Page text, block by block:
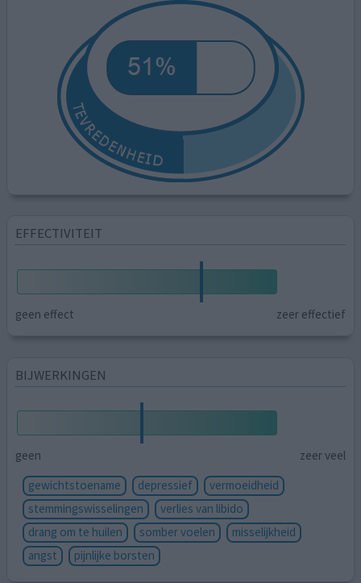
EFFECTIVITEIT
geen effect zeer effectief
BIJWERKINGEN
geen
zeer veel
gewichtstoename
depressief
vermoeidheid
stemmingswisselingen
verlies van libido
drang om te huilen
somber voelen
misselijkheid
angst
pijnlijke borsten